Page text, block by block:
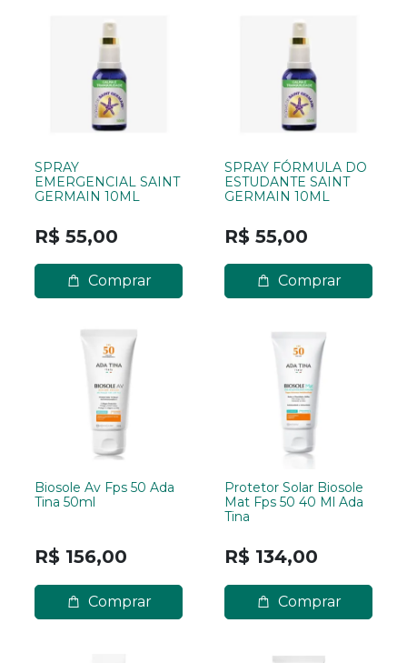
SPRAY
EMERGENCIAL SAINT
GERMAIN 10ML
R$ 55,00
Comprar
SPRAY FÓRMULA DO
ESTUDANTE SAINT
GERMAIN 10ML
R$ 55,00
Comprar
Biosole Av Fps 50 Ada
Tina 50ml
R$ 156,00
Comprar
Protetor Solar Biosole
Mat Fps 50 40 Ml Ada
Tina
R$ 134,00
Comprar